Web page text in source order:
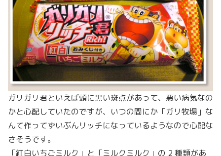
ガリガリ君といえば頭に黒い斑点があって、悪い病気なの
かと心配していたのですが、いつの間にか「ガリ牧場」な
んて作ってずいぶんリッチになっているようなので心配な
さそうです。
「紅白いちごミルク」と「ミルクミルク」の 2 種類があ